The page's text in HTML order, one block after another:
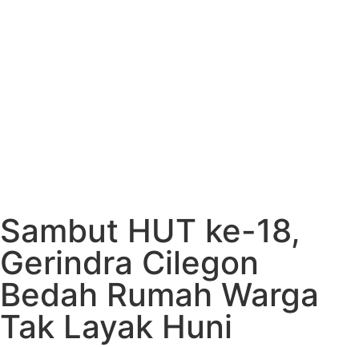
Sambut HUT ke-18,
Gerindra Cilegon
Bedah Rumah Warga
Tak Layak Huni